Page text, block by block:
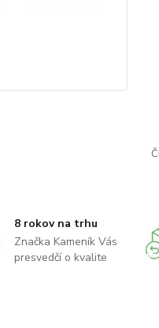
8 rokov na trhu
Značka Kameník Vás
presvedčí o kvalite